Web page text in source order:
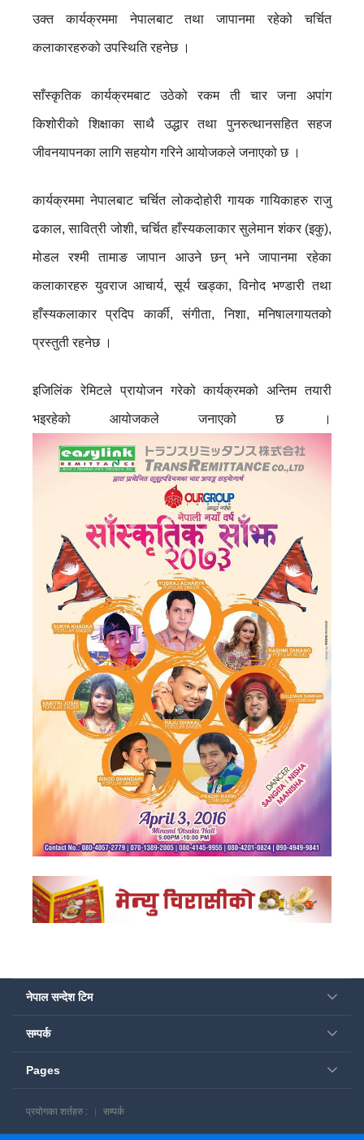
उक्त कार्यक्रममा नेपालबाट तथा जापानमा रहेको चर्चित
कलाकारहरुको उपस्थिति रहनेछ ।
साँस्कृतिक कार्यक्रमबाट उठेको रकम ती चार जना अपांग
किशोरीको शिक्षाका साथै उद्धार तथा पुनरुत्थानसहित सहज
जीवनयापनका लागि सहयोग गरिने आयोजकले जनाएको छ ।
कार्यक्रममा नेपालबाट चर्चित लोकदोहोरी गायक गायिकाहरु राजु
ढकाल, सावित्री जोशी, चर्चित हाँस्यकलाकार सुलेमान शंकर (इकु),
मोडल रश्मी तामाङ जापान आउने छन् भने जापानमा रहेका
कलाकारहरु युवराज आचार्य, सूर्य खड्का, विनोद भण्डारी तथा
हाँस्यकलाकार प्रदिप कार्की, संगीता, निशा, मनिषालगायतको
प्रस्तुती रहनेछ ।
इजिलिंक रेमिटले प्रायोजन गरेको कार्यक्रमको अन्तिम तयारी
भइरहेको आयोजकले जनाएको छ ।
नेपाल सन्देश टिम
सम्पर्क
Pages
प्रयोगका शर्तहरु : सम्पर्क